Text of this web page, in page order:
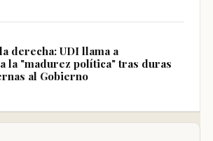
derecha: UDI llama a
la "madurez política" tras duras
al Gobierno